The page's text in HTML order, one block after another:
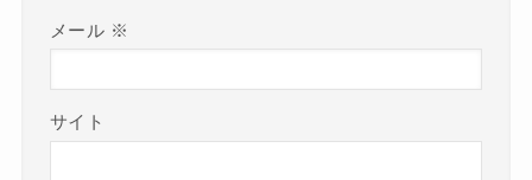
メール ※
サイト